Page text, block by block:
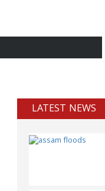
LATEST NEWS